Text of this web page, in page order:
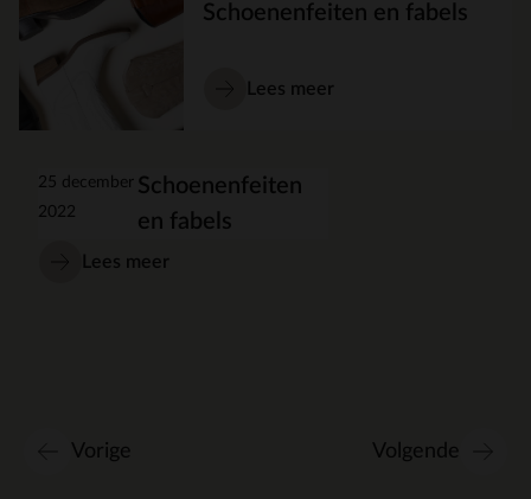
Schoenenfeiten en fabels
Lees meer
25 december
2022
Schoenenfeiten
en fabels
Lees meer
Vorige Volgende